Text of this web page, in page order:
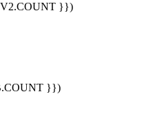
}})
}})